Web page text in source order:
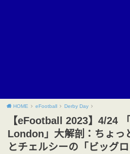
HOME eFootball Derby Day
【eFootball 2023】4/24
London」大解剖：ちょっ
とチェルシーの「ビッグ